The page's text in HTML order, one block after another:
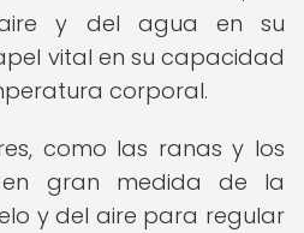
y del agua en su
vital en su capacidad
corporal.
como las ranas y los
en gran medida de la
y del aire para regular